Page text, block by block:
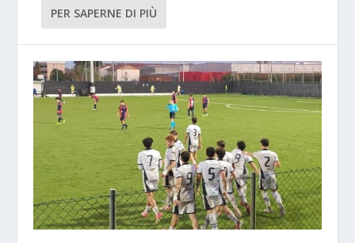
PER SAPERNE DI PIÙ